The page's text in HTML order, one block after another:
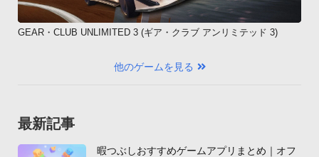
GEAR・CLUB UNLIMITED 3 (ギア・クラブ アンリミテッド 3)
他のゲームを見る
最新記事
暇つぶしおすすめゲームアプリまとめ｜オフ